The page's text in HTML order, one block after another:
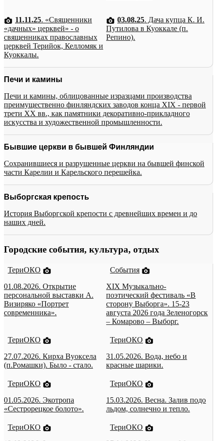
11.11.25. «Священники
«дачных» церквей» - о
священниках православных
церквей Терийок, Келломяк и
Куоккалы.
03.08.25. Дача купца К. И.
Путилова в Куоккале (п.
Репино).
Печи и камины
Печи и камины, облицованные изразцами производства
преимущественно финляндских заводов конца XIX - первой
трети XX вв., как памятники декоративно-прикладного
искусства и художественной промышленности.
Бывшие церкви в бывшей Финляндии
Сохранившиеся и разрушенные церкви на бывшей финской
части Карелии и Карельского перешейка.
Выборгская крепость
История Выборгской крепости с древнейших времен и до
наших дней.
Городские события, культура, отдых
ТериОКО
01.08.2026. Открытие
персональной выставки А.
Визиряко «Портрет
современника».
События
XIX Музыкально-
поэтический фестиваль «В
сторону Выборга». 15-23
августа 2026 года Зеленогорск
– Комарово – Выборг.
ТериОКО
27.07.2026. Кирха Вуоксела
(п.Ромашки). Было - стало.
ТериОКО
31.05.2026. Вода, небо и
красные шарики.
ТериОКО
01.05.2026. Экотропа
«Сестрорецкое болото».
ТериОКО
15.03.2026. Весна. Залив подо
льдом, солнечно и тепло.
ТериОКО
ТериОКО